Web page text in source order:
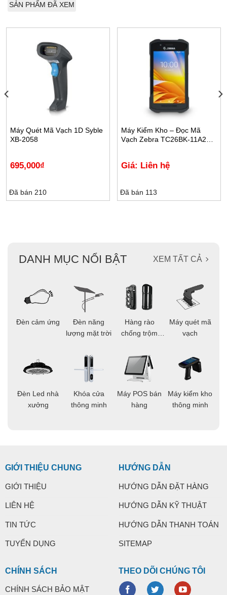
SẢN PHẨM ĐÃ XEM
Máy Quét Mã Vạch 1D Syble
XB-2058
695,000₫
Đã bán 210
Máy Kiểm Kho – Đọc Mã
Vạch Zebra TC26BK-11A222-
Giá: Liên hệ
Đã bán 113
DANH MỤC NỔI BẬT XEM TẤT CẢ
Đèn cảm ứng
Đèn Led nhà
xưởng
Đèn năng
lượng mặt trời
Khóa cửa
thông minh
Hàng rào
chống trộm
Máy POS bán
hàng
Máy quét mã
vạch
Máy kiểm kho
thông minh
GIỚI THIỆU CHUNG
GIỚI THIỆU
LIÊN HỆ
TIN TỨC
TUYỂN DỤNG
HƯỚNG DẪN
HƯỚNG DẪN ĐẶT HÀNG
HƯỚNG DẪN KỸ THUẬT
HƯỚNG DẪN THANH TOÁN
SITEMAP
CHÍNH SÁCH
CHÍNH SÁCH BẢO MẬT
THEO DÕI CHÚNG TÔI